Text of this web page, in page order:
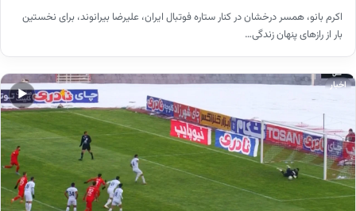
اکرم بانو، همسر درخشان در کنار ستاره فوتبال ایران، علیرضا بیرانوند، برای نخستین
بار از رازهای پنهان زندگی…
▶
اخبار